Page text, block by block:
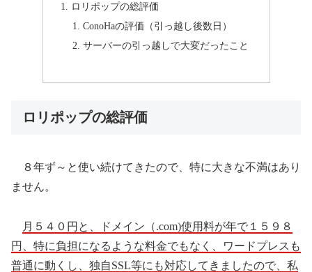
ロリポップの総評価
ConoHaの評価（引っ越し後数日）
サーバーの引っ越しで大変だったこと
ロリポップの総評価
８年ず～と使い続けてきたので、特に大きな不満はあり
ません。
月５４０円と、ドメイン（.com)使用料が年で１５９８
円、特に負担になるような料金でもなく、ワードプレスも
普通に動くし、独自SSL等にも対応してきましたので、私